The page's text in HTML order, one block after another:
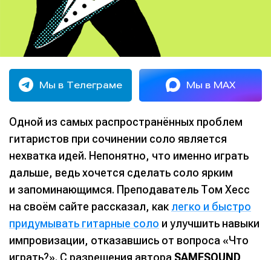
Мы в Телеграме Мы в MAX
Одной из самых распространённых проблем
гитаристов при сочинении соло является
нехватка идей. Непонятно, что именно играть
дальше, ведь хочется сделать соло ярким
и запоминающимся. Преподаватель Том Хесс
на своём сайте рассказал, как легко и быстро
придумывать гитарные соло и улучшить навыки
импровизации, отказавшись от вопроса «Что
играть?». С разрешения автора SAMESOUND